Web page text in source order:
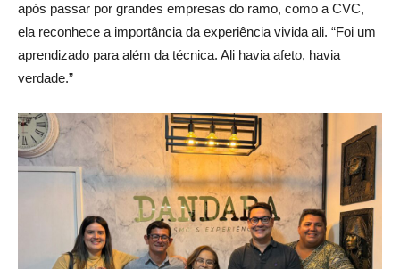
após passar por grandes empresas do ramo, como a CVC,
ela reconhece a importância da experiência vivida ali. “Foi um
aprendizado para além da técnica. Ali havia afeto, havia
verdade.”